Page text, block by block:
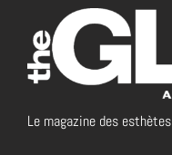
Le magazine des esthètes